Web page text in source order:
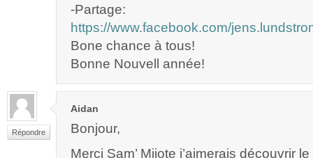
-Partage:
https://www.facebook.com/
Bone chance à tous!
Bonne Nouvell année!
Répondre
Aidan
Bonjour,
Merci Sam’ Mijote j’aimerais découvrir